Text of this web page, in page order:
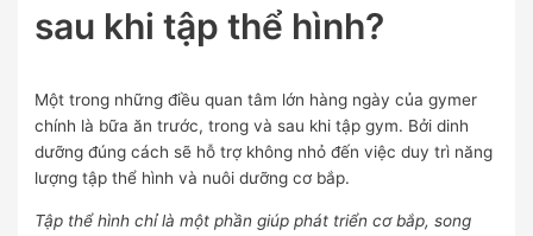
sau khi tập thể hình?
Một trong những điều quan tâm lớn hàng ngày của gymer
chính là bữa ăn trước, trong và sau khi tập gym. Bởi dinh
dưỡng đúng cách sẽ hỗ trợ không nhỏ đến việc duy trì năng
lượng tập thể hình và nuôi dưỡng cơ bắp.
Tập thể hình chỉ là một phần giúp phát triển cơ bắp, song